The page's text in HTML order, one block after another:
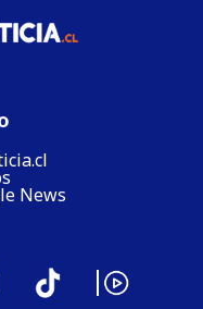
News